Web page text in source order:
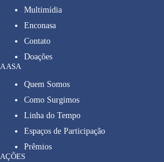
Multimídia
Enconasa
Contato
Doações
A ASA
Quem Somos
Como Surgimos
Linha do Tempo
Espaços de Participação
Prêmios
AÇÕES